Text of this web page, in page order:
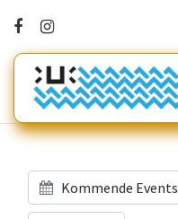
Kommende Events